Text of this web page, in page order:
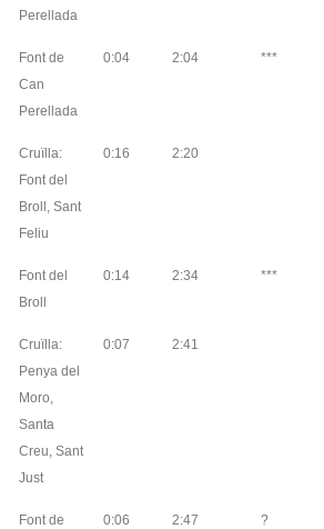
Perellada
Font de
Can
Perellada
0:04 2:04 ***
Cruïlla:
Font del
Broll, Sant
Feliu
0:16 2:20
Font del
Broll
0:14 2:34 ***
Cruïlla:
Penya del
Moro,
Santa
Creu, Sant
Just
0:07 2:41
Font de
0:06 2:47 ?